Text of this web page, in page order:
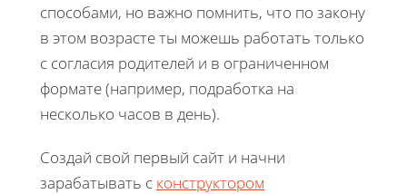
способами, но важно помнить, что по закону
в этом возрасте ты можешь работать только
с согласия родителей и в ограниченном
формате (например, подработка на
несколько часов в день).
Создай свой первый сайт и начни
зарабатывать с конструктором